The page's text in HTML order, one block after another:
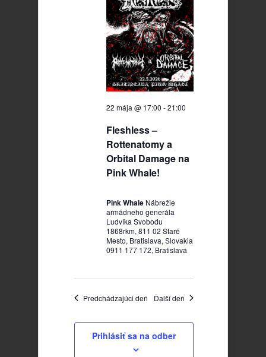
Fleshless –
Rottenatomy a
Orbital Damage na
Pink Whale!
22 mája @ 17:00 -21:00
Pink Whale Nábrežie
armádneho generála
Ludvíka Svobodu
1868rkm, 811 02 Staré
Mesto, Bratislava, Slovakia
0911 177 172, Bratislava
Predchádzajúci deň Ďalší deň
Prihlásiť sa na odber